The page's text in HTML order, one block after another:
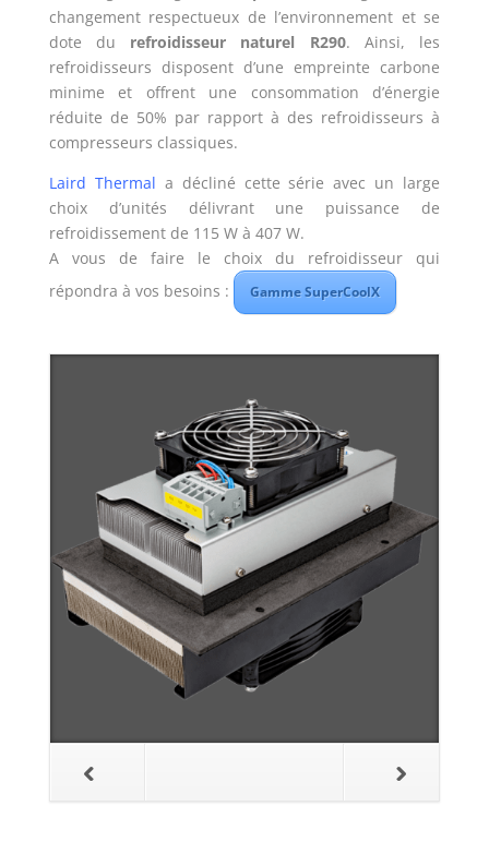
changement respectueux de l’environnement et se
dote du refroidisseur naturel R290. Ainsi, les
refroidisseurs disposent d’une empreinte carbone
minime et offrent une consommation d’énergie
réduite de 50% par rapport à des refroidisseurs à
compresseurs classiques.
Laird Thermal a décliné cette série avec un large
choix d’unités délivrant une puissance de
refroidissement de 115 W à 407 W.
A vous de faire le choix du refroidisseur qui
répondra à vos besoins :
Gamme SuperCoolX